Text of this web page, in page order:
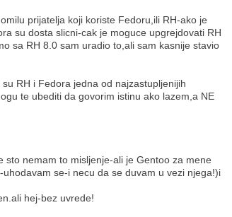
prijatelja koji koriste Fedoru,ili RH-ako je
su dosta slicni-cak je moguce upgrejdovati RH
sa RH 8.0 sam uradio to,ali sam kasnije stavio
RH i Fedora jedna od najzastupljenijih
te ubediti da govorim istinu ako lazem,a NE
sto nemam to misljenje-ali je Gentoo za mene
se-i necu da se duvam u vezi njega!)i
hej-bez uvrede!